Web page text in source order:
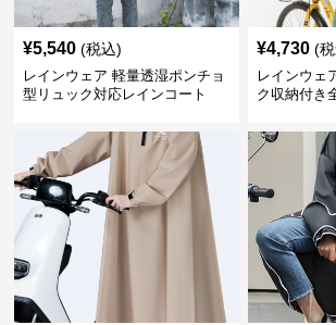
¥5,540 (税込)
レインウェア 軽量透湿ポンチョ
型リュック対応レインコート
¥4,730 (
レインウェ
ク収納付き